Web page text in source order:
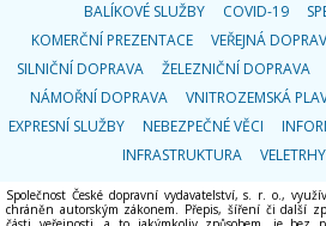
BALÍKOVÉ SLUŽBY COVID-19
KOMERČNÍ PREZENTACE
VEŘEJNÁ
SILNIČNÍ DOPRAVA
ŽELEZNIČNÍ DOPRAVA
NÁMOŘNÍ DOPRAVA
VNITROZEMSKÁ
EXPRESNÍ SLUŽBY
NEBEZPEČNÉ VĚCI
INFRASTRUKTURA
Společnost České dopravní vydavatelství, s. r. o.,
chráněn autorským zákonem. Přepis, šíření či další